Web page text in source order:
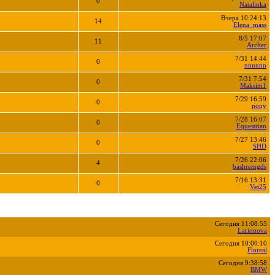
Natalinka
14
Вчера 10:24:13
Elena_mass
11
8/5 17:07
Archer
0
7/31 14:44
nnnnnn
0
7/31 7:54
Maksim1
0
7/29 16:59
pony
0
7/28 16:07
Equestrian
0
7/27 13:46
SHD
4
7/26 22:06
bashremgds
0
7/16 13:31
Vet25
Сегодня 11:08:55
Larionova
Сегодня 10:00:10
Floreal
Сегодня 9:38:58
BMW